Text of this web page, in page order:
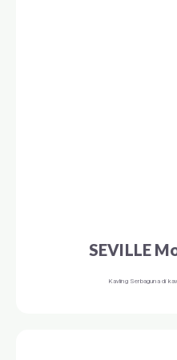
SEVILLE
Kavling Serbaguna di